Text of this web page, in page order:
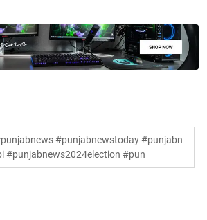
#punjabnewstoday #punjabn
#punjabnews2024election #pun